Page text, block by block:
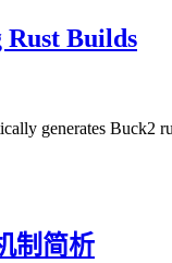
Rust Builds
generates
制简析